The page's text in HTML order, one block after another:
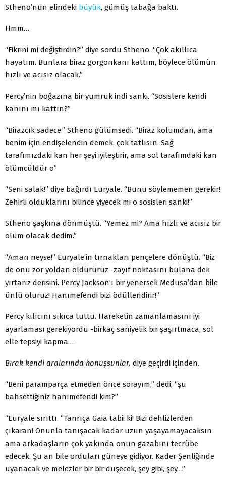
Stheno’nun elindeki büyük, gümüş tabağa baktı.
Hmm…
“Fikrini mi değiştirdin?” diye sordu Stheno. “Çok akıllıca
hayatım. Bunlara biraz gorgonkanı kattım, böylece ölümün
hızlı ve acısız olacak.”
Percy’nin boğazına bir yumruk indi sanki. “Sosislere kendi
kanını mı kattın?”
“Birazcık sadece.” Stheno gülümsedi. “Biraz kolumdan, ama
benim için endişelendin demek, çok tatlısın. Sağ
tarafımızdaki kan her şeyi iyileştirir, ama sol tarafımdaki kan
ölümcüldür o”
“Seni salak!” diye bağırdı Euryale. “Bunu söylememen gerekir!
Zehirli olduklarını bilince yiyecek mi o sosisleri sanki!”
Stheno şaşkına dönmüştü. “Yemez mi? Ama hızlı ve acısız bir
ölüm olacak dedim.”
“Aman neyse!” Euryale’in tırnakları pençelere dönüştü. “Biz
de onu zor yoldan öldürürüz -zayıf noktasını bulana dek
yırtarız derisini. Percy Jackson’ı bir yenersek Medusa’dan bile
ünlü oluruz! Hanımefendi bizi ödüllendirir!”
Percy kılıcını sıkıca tuttu. Hareketin zamanlamasını iyi
ayarlaması gerekiyordu -birkaç saniyelik bir şaşırtmaca, sol
elle tepsiyi kapma…
Bırak kendi aralarında konuşsunlar, diye geçirdi içinden.
“Beni paramparça etmeden önce sorayım,” dedi, “şu
bahsettiğiniz hanımefendi kim?”
“Euryale sırıttı. “Tanrıça Gaia tabii ki! Bizi dehlizlerden
çıkaran! Onunla tanışacak kadar uzun yaşayamayacaksın
ama arkadaşların çok yakında onun gazabını tecrübe
edecek. Şu an bile orduları güneye gidiyor. Kader Şenliğinde
uyanacak ve melezler bir bir düşecek, şey gibi, şey…”